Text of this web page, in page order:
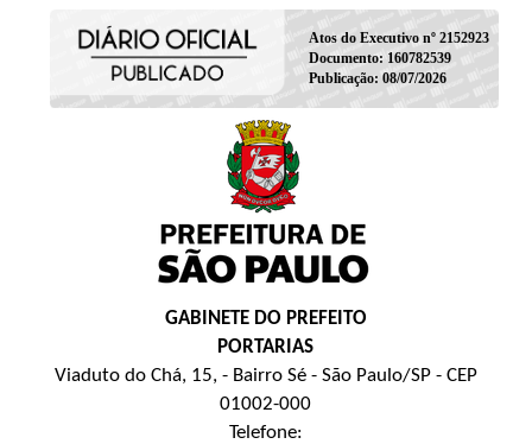
Atos do Executivo nº 2152923
Documento: 160782539
Publicação: 08/07/2026
GABINETE DO PREFEITO
PORTARIAS
Viaduto do Chá, 15, - Bairro Sé - São Paulo/SP - CEP
01002-000
Telefone: